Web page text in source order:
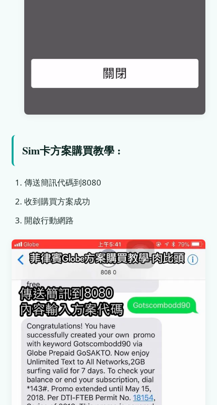
Sim卡方案購買教學 :
傳送簡訊代碼到8080
收到購買方案成功
開啟行動網路